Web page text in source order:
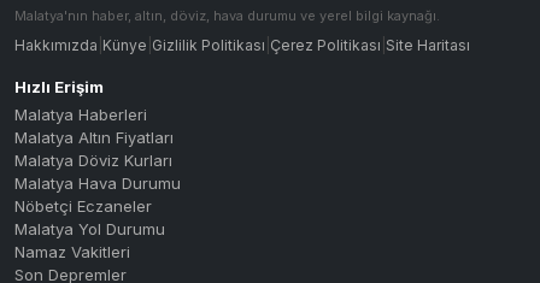
Malatya'nın haber, altın, döviz, hava durumu ve yerel bilgi kaynağı.
Hakkımızda Künye Gizlilik Politikası Çerez Politikası Site Haritası
Hızlı Erişim
Malatya Haberleri
Malatya Altın Fiyatları
Malatya Döviz Kurları
Malatya Hava Durumu
Nöbetçi Eczaneler
Malatya Yol Durumu
Namaz Vakitleri
Son Depremler